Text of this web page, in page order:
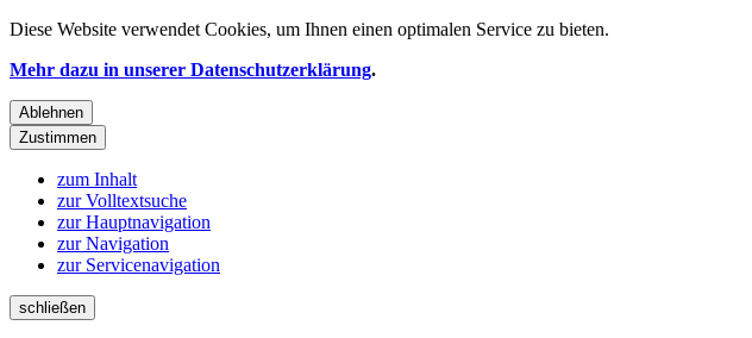
Diese Website verwendet Cookies, um Ihnen einen optimalen Service zu bieten.
Mehr dazu in unserer Datenschutzerklärung.
Ablehnen
Zustimmen
zum Inhalt
zur Volltextsuche
zur Hauptnavigation
zur Navigation
zur Servicenavigation
schließen